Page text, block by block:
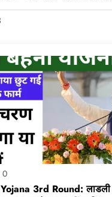
0
3rd Round: लाडली